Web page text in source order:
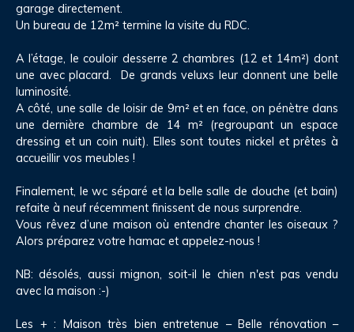
garage directement.
Un bureau de 12m² termine la visite du RDC.
A l’étage, le couloir desserre 2 chambres (12 et 14m²) dont
une avec placard. De grands veluxs leur donnent une belle
luminosité.
A côté, une salle de loisir de 9m² et en face, on pénètre dans
une dernière chambre de 14 m² (regroupant un espace
dressing et un coin nuit). Elles sont toutes nickel et prêtes à
accueillir vos meubles !
Finalement, le wc séparé et la belle salle de douche (et bain)
refaite à neuf récemment finissent de nous surprendre.
Vous rêvez d’une maison où entendre chanter les oiseaux ?
Alors préparez votre hamac et appelez-nous !
NB: désolés, aussi mignon, soit-il le chien n'est pas vendu
avec la maison :-)
Les + : Maison très bien entretenue – Belle rénovation –